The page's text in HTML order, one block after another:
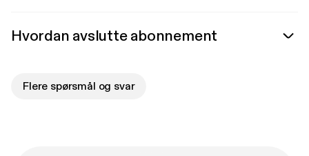
Hvordan avslutte abonnement
Flere spørsmål og svar